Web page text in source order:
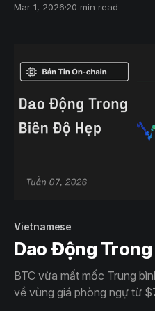
ngay vẫn âm, và đòn bẩy
Mar 1, 2026 20 min read
Vietnamese
Dao Động
BTC vừa mất mốc Trung
về vùng giá phòng ngự từ